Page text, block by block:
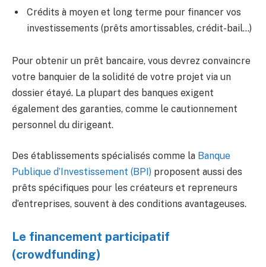
Crédits à moyen et long terme pour financer vos
investissements (prêts amortissables, crédit-bail…)
Pour obtenir un prêt bancaire, vous devrez convaincre
votre banquier de la solidité de votre projet via un
dossier étayé. La plupart des banques exigent
également des garanties, comme le cautionnement
personnel du dirigeant.
Des établissements spécialisés comme la Banque
Publique d’Investissement (BPI) proposent aussi des
prêts spécifiques pour les créateurs et repreneurs
d’entreprises, souvent à des conditions avantageuses.
Le financement participatif
(crowdfunding)